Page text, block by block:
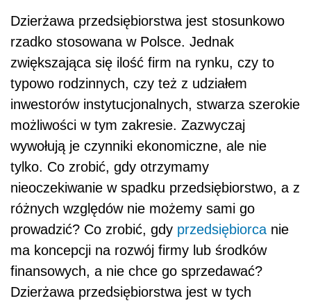
Dzierżawa przedsiębiorstwa jest stosunkowo
rzadko stosowana w Polsce. Jednak
zwiększająca się ilość firm na rynku, czy to
typowo rodzinnych, czy też z udziałem
inwestorów instytucjonalnych, stwarza szerokie
możliwości w tym zakresie. Zazwyczaj
wywołują je czynniki ekonomiczne, ale nie
tylko. Co zrobić, gdy otrzymamy
nieoczekiwanie w spadku przedsiębiorstwo, a z
różnych względów nie możemy sami go
prowadzić? Co zrobić, gdy przedsiębiorca nie
ma koncepcji na rozwój firmy lub środków
finansowych, a nie chce go sprzedawać?
Dzierżawa przedsiębiorstwa jest w tych